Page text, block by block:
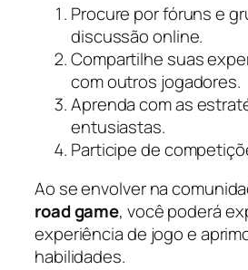
Procure por fóruns e
discussão online.
Compartilhe suas
com outros jogadores.
Aprenda com as
entusiastas.
Participe de
Ao se envolver na
road game, você poderá
experiência de jogo e
habilidades.